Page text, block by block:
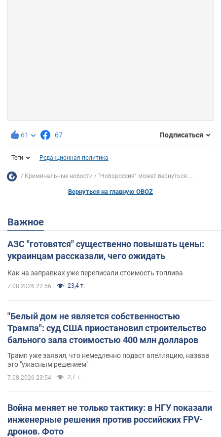
61 67 Подписаться
Теги Редакционная политика
Криминальные новости "Новороссия" может вернуться:...
Вернуться на главную OBOZ
Важное
АЗС "готовятся" существенно повышать цены:
украинцам рассказали, чего ожидать
Как на заправках уже переписали стоимость топлива
7.08.2026 22:56 23,4 т.
"Белый дом не является собственностью
Трампа": суд США приостановил строительство
бального зала стоимостью 400 млн долларов
Трамп уже заявил, что немедленно подаст апелляцию, назвав
это "ужасным решением"
7.08.2026 23:54 2,7 т.
Война меняет не только тактику: в НГУ показали
инженерные решения против российских FPV-
дронов. Фото